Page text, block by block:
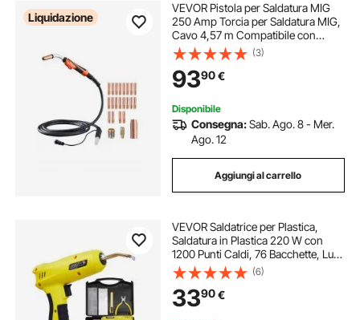
Liquidazione
VEVOR Pistola per Saldatura MIG
250 Amp Torcia per Saldatura MIG,
Cavo 4,57 m Compatibile con
Saldatrici Millermatic 200, 210, 212,
250, 250X, 251, 252, per Fili di
Saldatura 0,76 mm 0,88 mm 1,14
mm
(3)
9390€
Disponibile
Consegna:Sab. Ago. 8 - Mer.
Ago. 12
Aggiungi al carrello
VEVOR Saldatrice per Plastica,
Saldatura in Plastica 220 W con
1200 Punti Caldi, 76 Bacchette, Luce
LED, per Paraurti in Plastica per
Auto per Kayak, Giocattoli,
Riparazione di Crepe in Plastica
(6)
3390€